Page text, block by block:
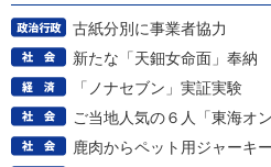
古紙分別に事業者協力
新たな「天鈿女命面」奉納
「ノナセブン」実証実験
ご当地人気の６人「東海オ
鹿肉からペット用ジャーキー